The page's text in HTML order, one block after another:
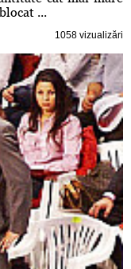
...
1058 vizualizări